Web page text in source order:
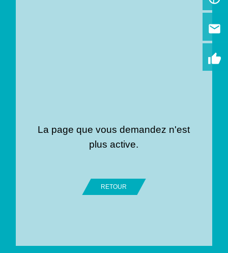
La page que vous demandez n'est
plus active.
RETOUR
email
thumb_up